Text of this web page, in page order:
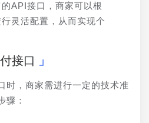
API接口，商家可以根
灵活配置，从而实现个
接口
时，商家需进行一定的技术准
骤：